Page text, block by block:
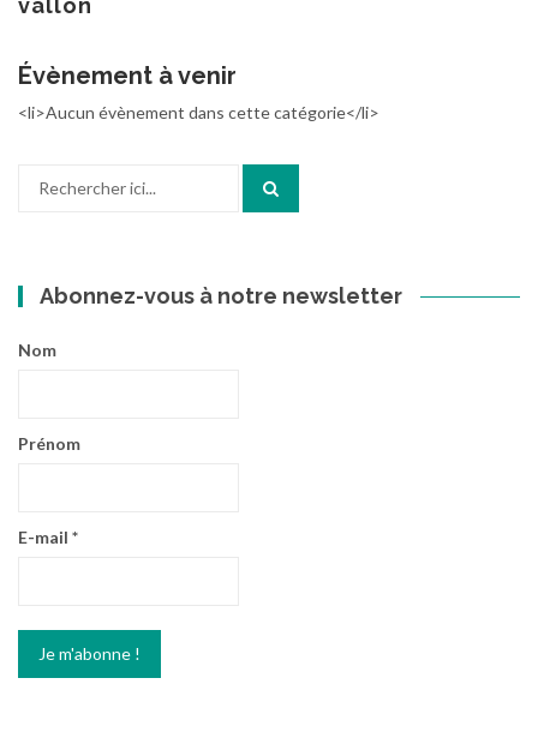
vallon
Évènement à venir
<li>Aucun évènement dans cette catégorie</li>
Abonnez-vous à notre newsletter
Nom
Prénom
E-mail *